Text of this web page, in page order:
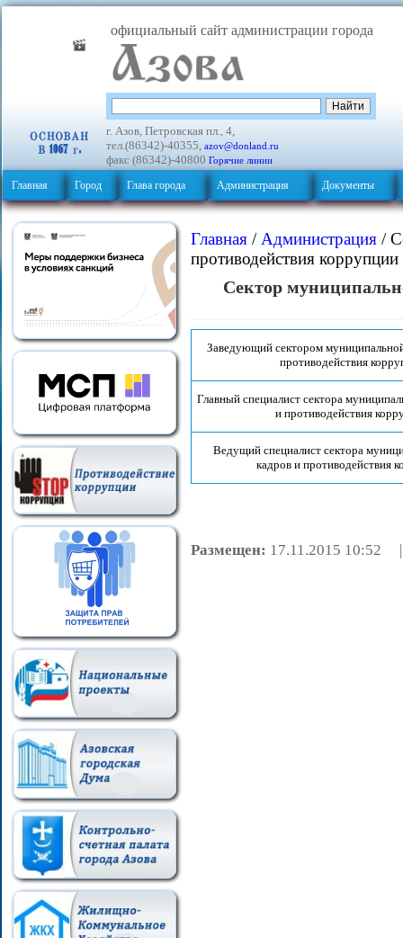
официальный сайт администрации города
г. Азов, Петровская пл., 4,
тел.(86342)-40355, azov@donland.ru
факс (86342)-40800 Горячие линии
Главная Город Глава города Администрация Документы
Главная / Администрация /
противодействия коррупции
Сектор
Заведующий сектором
противодействия
Главный специалист сектора
и противодействия
Ведущий специалист сектора
кадров и противодействия
Размещен: 17.11.2015